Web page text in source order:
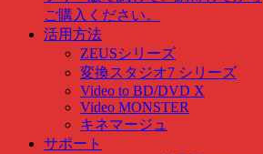
ご購入ください。
活用方法
ZEUSシリーズ
変換スタジオ7 シリーズ
Video to BD/DVD X
Video MONSTER
キネマージュ
サポート